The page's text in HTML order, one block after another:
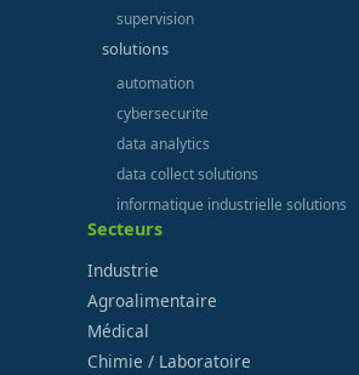
supervision
solutions
automation
cybersecurite
data analytics
data collect solutions
informatique industrielle solutions
Secteurs
Industrie
Agroalimentaire
Médical
Chimie / Laboratoire